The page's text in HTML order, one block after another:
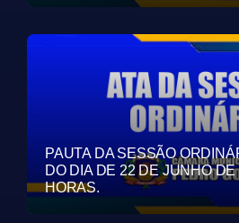
PAUTA DA SESSÃO
DO DIA DE 22 DE JUNHO
HORAS.